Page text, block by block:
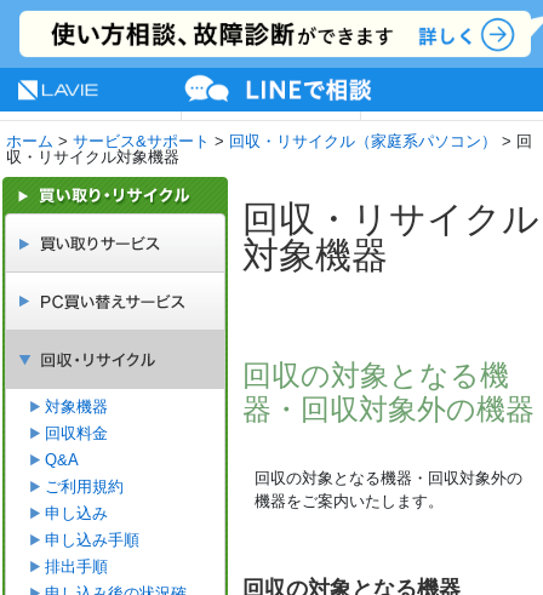
NEC LAVIE公式サイト
MENU
プレミアムサービス
ホーム > サービス&サポート > 回収・リサイクル（家庭系パソコン）
> 回
収・リサイクル対象機器
回収・リサイクル
対象機器
回収の対象となる機
器・回収対象外の機器
回収の対象となる機器・回収対象外の
機器をご案内いたします。
回収の対象となる機器
対象機器
回収料金
Q&A
ご利用規約
申し込み
申し込み手順
排出手順